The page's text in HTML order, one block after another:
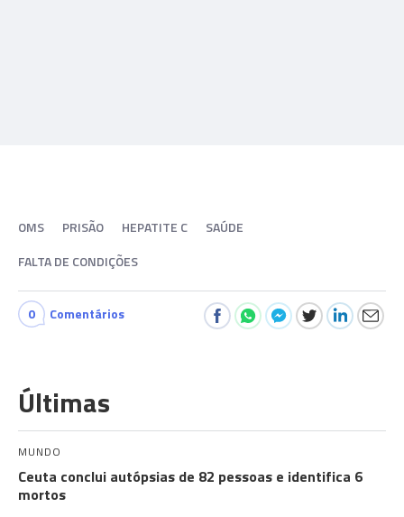
OMS PRISÃO HEPATITE C
SAÚDE
FALTA DE CONDIÇÕES
0 Comentários
Últimas
MUNDO
Ceuta conclui autópsias de 82 pessoas e identifica 6
mortos